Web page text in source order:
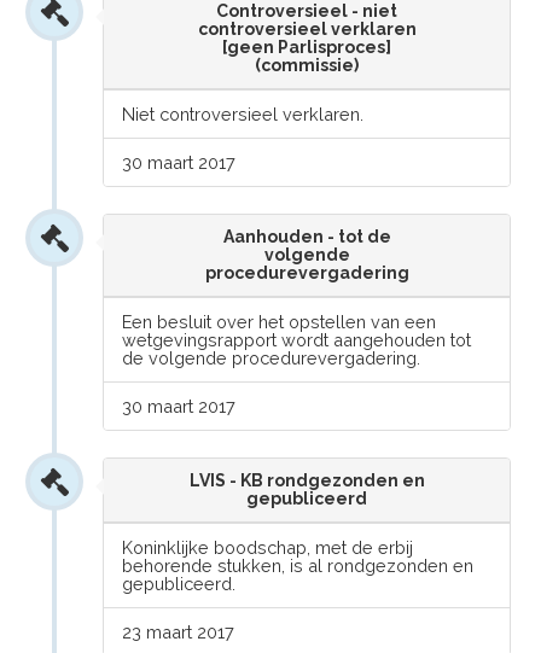
Controversieel - niet
controversieel verklaren
[geen Parlisproces]
(commissie)
Niet controversieel verklaren.
30 maart 2017
Aanhouden - tot de
volgende
procedurevergadering
Een besluit over het opstellen van een
wetgevingsrapport wordt aangehouden tot
de volgende procedurevergadering.
30 maart 2017
LVIS - KB rondgezonden en
gepubliceerd
Koninklijke boodschap, met de erbij
behorende stukken, is al rondgezonden en
gepubliceerd.
23 maart 2017